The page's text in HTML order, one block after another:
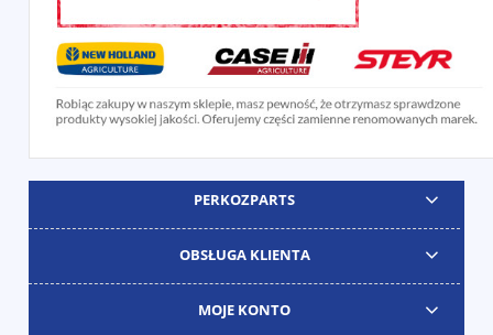
PERKOZPARTS
OBSŁUGA KLIENTA
MOJE KONTO